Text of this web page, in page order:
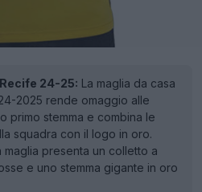
24-25: La maglia da casa
2025 rende omaggio alle
primo stemma e combina le
squadra con il logo in oro.
maglia presenta un colletto a
e uno stemma gigante in oro